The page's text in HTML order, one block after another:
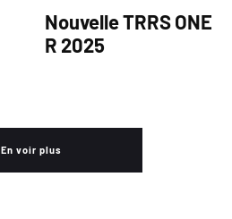
Nouvelle TRRS ONE
R 2025
En voir plus